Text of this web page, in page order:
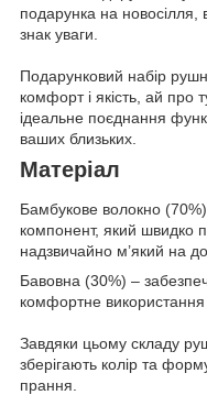
подарунка на
знак уваги.
Подарунковий набір
комфорт і якість, ай про
ідеальне поєднання
ваших близьких.
Матеріал
Бамбукове волокно
компонент, який швидко
надзвичайно м’який на
Бавовна (30%) –
комфортне
Завдяки цьому складу
зберігають колір та
прання.